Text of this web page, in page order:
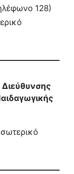
128)